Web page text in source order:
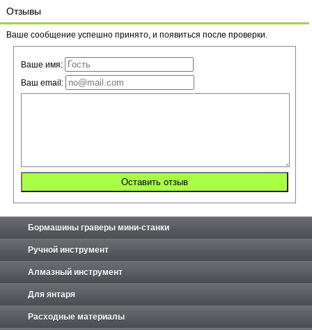
Отзывы
Ваше сообщение успешно принято, и появиться после проверки.
Ваше имя:
Ваш email:
Бормашины граверы мини-станки
Ручной инструмент
Алмазный инструмент
Для янтаря
Расходные материалы